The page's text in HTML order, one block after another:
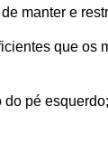
manter e
que
pé